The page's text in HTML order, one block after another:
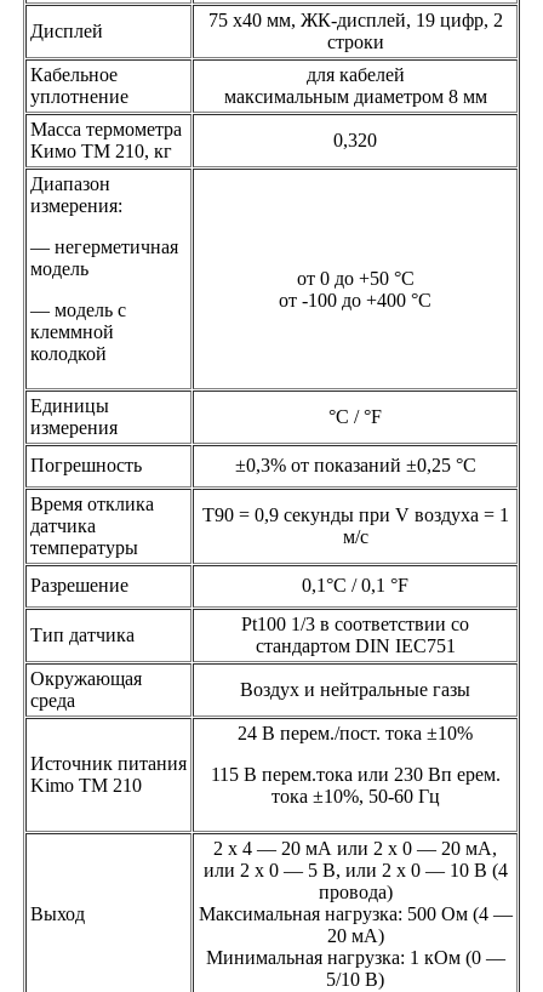
Дисплей
75 x40 мм, ЖК-дисплей, 19 цифр, 2
строки
Кабельное
уплотнение
для кабелей
максимальным диаметром 8 мм
Масса термометра
Кимо ТМ 210, кг
0,320
Диапазон
измерения:
— негерметичная
модель
— модель с
клеммной
колодкой
от 0 до +50 °C
от -100 до +400 °C
Единицы
измерения
°C / °F
Погрешность
±0,3% от показаний ±0,25 °С
Время отклика
датчика
температуры
Т90 = 0,9 секунды при V воздуха = 1
м/с
Разрешение 0,1°C / 0,1 °F
Тип датчика
Pt100 1/3 в соответствии со
стандартом DIN IEC751
Окружающая
среда
Воздух и нейтральные газы
Источник питания
Kimo TM 210
24 В перем./пост. тока ±10%
115 В перем.тока или 230 Вп ерем.
тока ±10%, 50-60 Гц
Выход
2 x 4 — 20 мА или 2 x 0 — 20 мА,
или 2 x 0 — 5 В, или 2 x 0 — 10 В (4
провода)
Максимальная нагрузка: 500 Ом (4 —
20 мА)
Минимальная нагрузка: 1 кОм (0 —
5/10 В)